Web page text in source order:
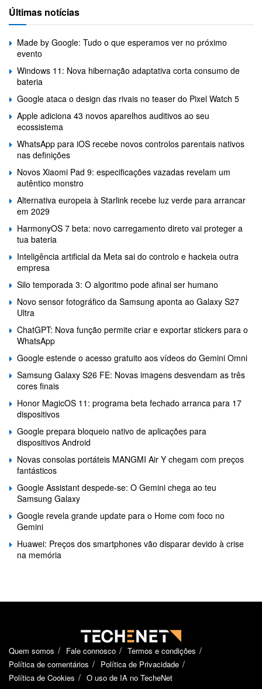
Últimas notícias
Made by Google: Tudo o que esperamos ver no próximo
evento
Windows 11: Nova hibernação adaptativa corta consumo de
bateria
Google ataca o design das rivais no teaser do Pixel Watch 5
Apple adiciona 43 novos aparelhos auditivos ao seu
ecossistema
WhatsApp para iOS recebe novos controlos parentais nativos
nas definições
Novos Xiaomi Pad 9: especificações vazadas revelam um
autêntico monstro
Alternativa europeia à Starlink recebe luz verde para arrancar
em 2029
HarmonyOS 7 beta: novo carregamento direto vai proteger a
tua bateria
Inteligência artificial da Meta sai do controlo e hackeia outra
empresa
Silo temporada 3: O algoritmo pode afinal ser humano
Novo sensor fotográfico da Samsung aponta ao Galaxy S27
Ultra
ChatGPT: Nova função permite criar e exportar stickers para o
WhatsApp
Google estende o acesso gratuito aos vídeos do Gemini Omni
Samsung Galaxy S26 FE: Novas imagens desvendam as três
cores finais
Honor MagicOS 11: programa beta fechado arranca para 17
dispositivos
Google prepara bloqueio nativo de aplicações para
dispositivos Android
Novas consolas portáteis MANGMI Air Y chegam com preços
fantásticos
Google Assistant despede-se: O Gemini chega ao teu
Samsung Galaxy
Google revela grande update para o Home com foco no
Gemini
Huawei: Preços dos smartphones vão disparar devido à crise
na memória
Quem somos Fale connosco
Termos e condições
Política de comentários
Política de Privacidade
Política de Cookies
O uso de IA no TecheNet